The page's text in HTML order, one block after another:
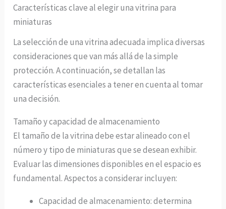
Características clave al elegir una vitrina para
miniaturas
La selección de una vitrina adecuada implica diversas
consideraciones que van más allá de la simple
protección. A continuación, se detallan las
características esenciales a tener en cuenta al tomar
una decisión.
Tamaño y capacidad de almacenamiento
El tamaño de la vitrina debe estar alineado con el
número y tipo de miniaturas que se desean exhibir.
Evaluar las dimensiones disponibles en el espacio es
fundamental. Aspectos a considerar incluyen:
Capacidad de almacenamiento: determina